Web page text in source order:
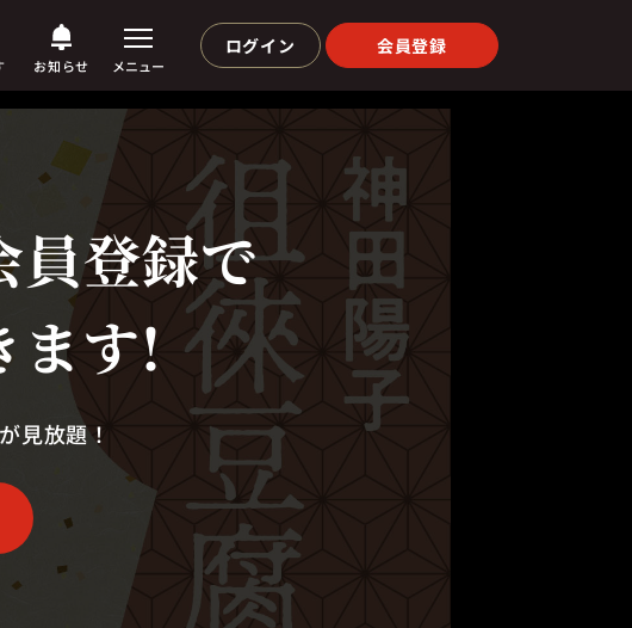
お知らせ メニュー
ログイン 会員登録
員登録で
ます!
見放題！